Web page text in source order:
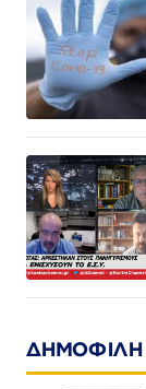
ΔΗΜΟΦΙΛΗ